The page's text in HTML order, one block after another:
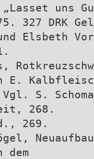
uns
327 DRK
Elsbeth
E.
Vgl. S.
268.
269.
dem